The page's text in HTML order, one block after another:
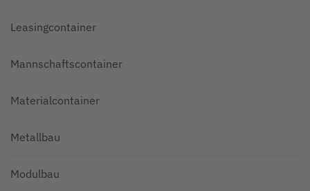
Leasingcontainer
Mannschaftscontainer
Materialcontainer
Metallbau
Modulbau